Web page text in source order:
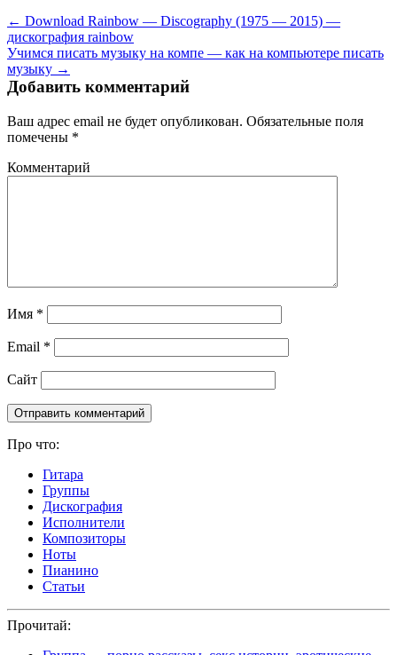
← Download Rainbow — Discography (1975 — 2015) —
дискография rainbow
Учимся писать музыку на компе — как на компьютере писать
музыку →
Добавить комментарий
Ваш адрес email не будет опубликован. Обязательные поля
помечены *
Комментарий
Имя *
Email *
Сайт
Про что:
Гитара
Группы
Дискография
Исполнители
Композиторы
Ноты
Пианино
Статьи
Прочитай: